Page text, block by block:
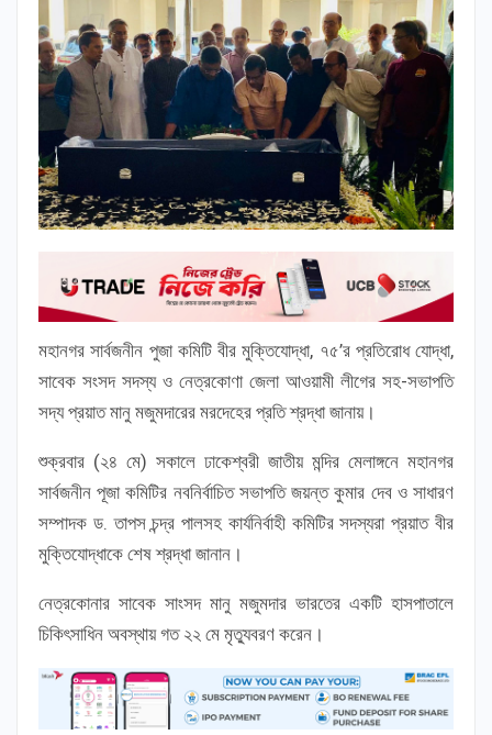
মহানগর সার্বজনীন পুজা কমিটি বীর মুক্তিযোদ্ধা, ৭৫’র প্রতিরোধ যোদ্ধা,
সাবেক সংসদ সদস্য ও নেত্রকোণা জেলা আওয়ামী লীগের সহ-সভাপতি
সদ্য প্রয়াত মানু মজুমদারের মরদেহের প্রতি শ্রদ্ধা জানায়।
শুক্রবার (২৪ মে) সকালে ঢাকেশ্বরী জাতীয় মন্দির মেলাঙ্গনে মহানগর
সার্বজনীন পূজা কমিটির নবনির্বাচিত সভাপতি জয়ন্ত কুমার দেব ও সাধারণ
সম্পাদক ড. তাপস চন্দ্র পালসহ কার্যনির্বাহী কমিটির সদস্যরা প্রয়াত বীর
মুক্তিযোদ্ধাকে শেষ শ্রদ্ধা জানান।
নেত্রকোনার সাবেক সাংসদ মানু মজুমদার ভারতের একটি হাসপাতালে
চিকিৎসাধিন অবস্থায় গত ২২ মে মৃত্যুবরণ করেন।